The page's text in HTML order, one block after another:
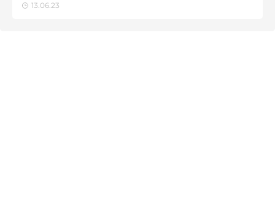
13.06.23